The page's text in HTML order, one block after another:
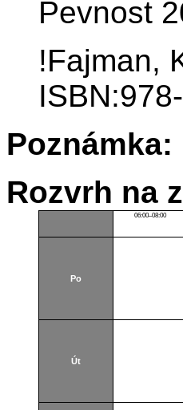
Pevnost
!Fajman,
Poznámka:
Rozvrh na
06:00–08:00
Po
Út